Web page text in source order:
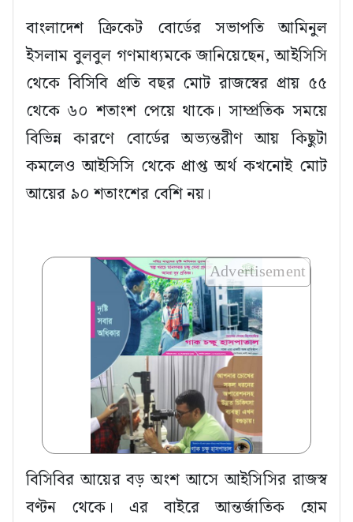
বাংলাদেশ ক্রিকেট বোর্ডের সভাপতি আমিনুল
ইসলাম বুলবুল গণমাধ্যমকে জানিয়েছেন, আইসিসি
থেকে বিসিবি প্রতি বছর মোট রাজস্বের প্রায় ৫৫
থেকে ৬০ শতাংশ পেয়ে থাকে। সাম্প্রতিক সময়ে
বিভিন্ন কারণে বোর্ডের অভ্যন্তরীণ আয় কিছুটা
কমলেও আইসিসি থেকে প্রাপ্ত অর্থ কখনোই মোট
আয়ের ৯০ শতাংশের বেশি নয়।
Advertisement
বিসিবির আয়ের বড় অংশ আসে আইসিসির রাজস্ব
বণ্টন থেকে। এর বাইরে আন্তর্জাতিক হোম